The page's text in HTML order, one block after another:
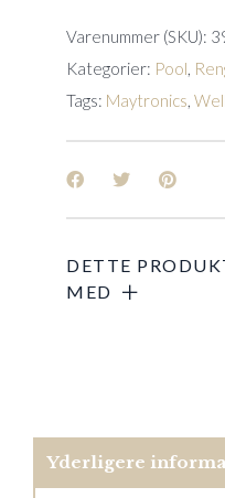
A),
Prox2(19-
A)
quantity
Varenummer (SKU):
Kategorier: Pool
Tags: Maytronics
Yderligere